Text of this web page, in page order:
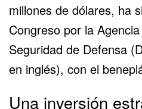
millones de dólares, ha
Congreso por la
Seguridad de Defensa
en inglés), con el
Una inversión